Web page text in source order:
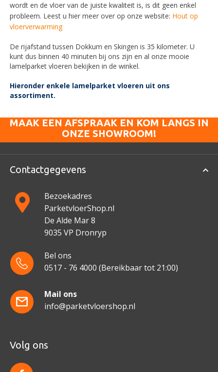
wordt en de vloer van de juiste kwaliteit is, is dit geen enkel
probleem. Leest u hier meer over op onze website: Hout op
vloerverwarming
De rijafstand tussen Dokkum en Skingen is 35 kilometer. U
kunt dus binnen 40 minuten bij ons zijn en al onze mooie
lamelparket vloeren bekijken in de winkel.
Hieronder enkele lamelparket vloeren uit ons
assortiment.
MAAK EEN AFSPRAAK EN KOM LANGS IN
ONZE SHOWROOM!
Contactgegevens
Bezoekadres
ParketvloerShop.nl
De Alde Mar 8
9035 VP Dronryp
Bel ons
0517 - 76 4000 (Bereikbaar tot 21:00)
Mail ons
info@parketvloershop.nl
Volg ons